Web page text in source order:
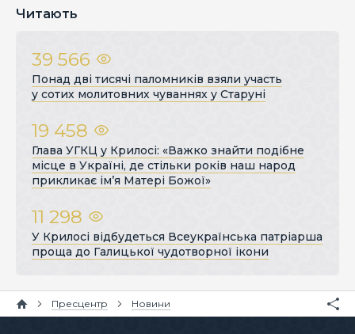
Читають
39 566
Понад дві тисячі паломників взяли участь
у сотих молитовних чуваннях у Старуні
19 458
Глава УГКЦ у Крилосі: «Важко знайти подібне
місце в Україні, де стільки років наш народ
прикликає ім’я Матері Божої»
11 298
У Крилосі відбудеться Всеукраїнська патріарша
проща до Галицької чудотворної ікони
Пресцентр Новини